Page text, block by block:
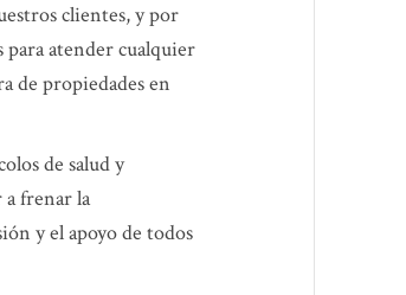
clientes, y por
para atender cualquier
de propiedades en
de salud y
frenar la
y el apoyo de todos